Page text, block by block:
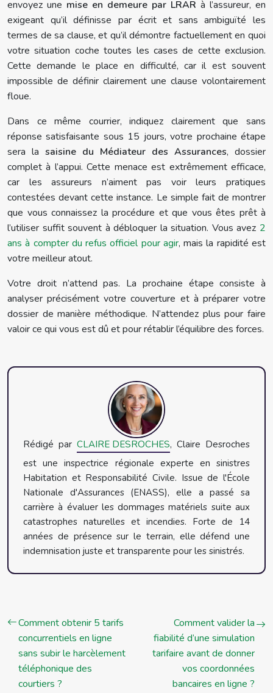
envoyez une mise en demeure par LRAR à l’assureur, en
exigeant qu’il définisse par écrit et sans ambiguïté les
termes de sa clause, et qu’il démontre factuellement en quoi
votre situation coche toutes les cases de cette exclusion.
Cette demande le place en difficulté, car il est souvent
impossible de définir clairement une clause volontairement
floue.
Dans ce même courrier, indiquez clairement que sans
réponse satisfaisante sous 15 jours, votre prochaine étape
sera la saisine du Médiateur des Assurances, dossier
complet à l’appui. Cette menace est extrêmement efficace,
car les assureurs n’aiment pas voir leurs pratiques
contestées devant cette instance. Le simple fait de montrer
que vous connaissez la procédure et que vous êtes prêt à
l’utiliser suffit souvent à débloquer la situation. Vous avez 2
ans à compter du refus officiel pour agir, mais la rapidité est
votre meilleur atout.
Votre droit n’attend pas. La prochaine étape consiste à
analyser précisément votre couverture et à préparer votre
dossier de manière méthodique. N’attendez plus pour faire
valoir ce qui vous est dû et pour rétablir l’équilibre des forces.
Rédigé par CLAIRE DESROCHES, Claire Desroches
est une inspectrice régionale experte en sinistres
Habitation et Responsabilité Civile. Issue de l'École
Nationale d'Assurances (ENASS), elle a passé sa
carrière à évaluer les dommages matériels suite aux
catastrophes naturelles et incendies. Forte de 14
années de présence sur le terrain, elle défend une
indemnisation juste et transparente pour les sinistrés.
Comment obtenir 5 tarifs
concurrentiels en ligne
sans subir le harcèlement
téléphonique des
courtiers ?
Comment valider la
fiabilité d’une simulation
tarifaire avant de donner
vos coordonnées
bancaires en ligne ?